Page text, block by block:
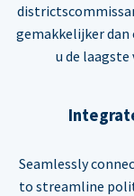
gemakkelijker
u de laagste
Seamlessly
to streamline